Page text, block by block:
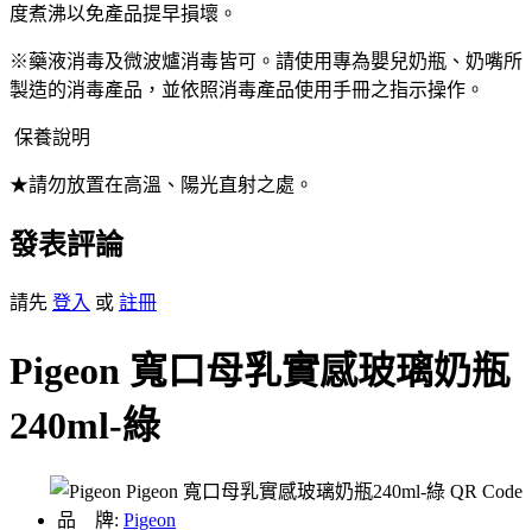
度煮沸以免產品提早損壞。
※藥液消毒及微波爐消毒皆可。請使用專為嬰兒奶瓶、奶嘴所
製造的消毒產品，並依照消毒產品使用手冊之指示操作。
保養說明
★請勿放置在高溫、陽光直射之處。
發表評論
請先 登入 或 註冊
Pigeon 寬口母乳實感玻璃奶瓶
240ml-綠
品 牌: Pigeon